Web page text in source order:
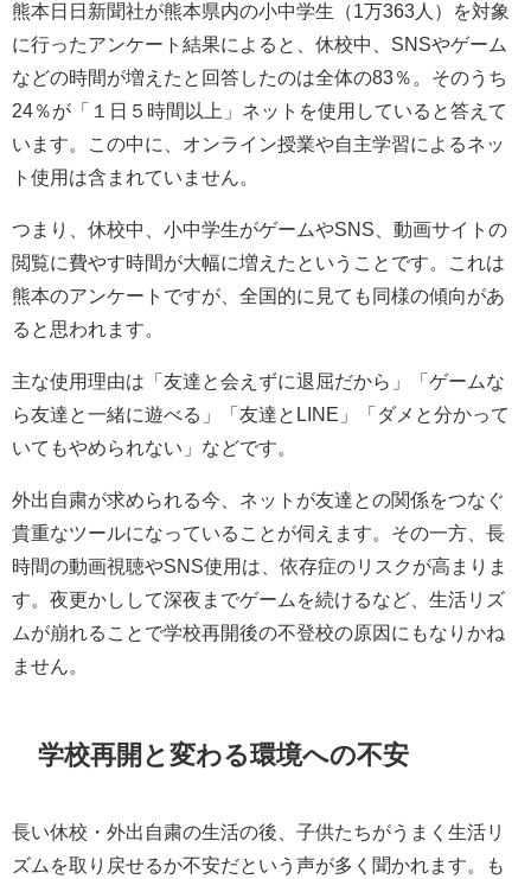
熊本日日新聞社が熊本県内の小中学生（1万363人）を対象
に行ったアンケート結果によると、休校中、SNSやゲーム
などの時間が増えたと回答したのは全体の83％。そのうち
24％が「１日５時間以上」ネットを使用していると答えて
います。この中に、オンライン授業や自主学習によるネッ
ト使用は含まれていません。
つまり、休校中、小中学生がゲームやSNS、動画サイトの
閲覧に費やす時間が大幅に増えたということです。これは
熊本のアンケートですが、全国的に見ても同様の傾向があ
ると思われます。
主な使用理由は「友達と会えずに退屈だから」「ゲームな
ら友達と一緒に遊べる」「友達とLINE」「ダメと分かって
いてもやめられない」などです。
外出自粛が求められる今、ネットが友達との関係をつなぐ
貴重なツールになっていることが伺えます。その一方、長
時間の動画視聴やSNS使用は、依存症のリスクが高まりま
す。夜更かしして深夜までゲームを続けるなど、生活リズ
ムが崩れることで学校再開後の不登校の原因にもなりかね
ません。
学校再開と変わる環境への不安
長い休校・外出自粛の生活の後、子供たちがうまく生活リ
ズムを取り戻せるか不安だという声が多く聞かれます。も